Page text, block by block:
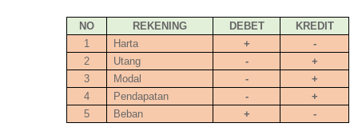
NO REKENING DEBET
KREDIT
1
Harta +
-
2
Utang -
+
3
Modal -
+
4
Pendapatan -
+
5
Beban + -